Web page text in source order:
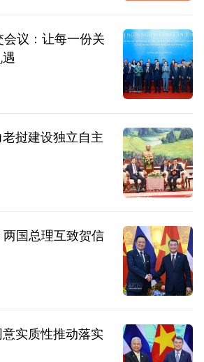
会议：让每一份关
挝建设独立自主
国总理互致贺信
实质性推动落实